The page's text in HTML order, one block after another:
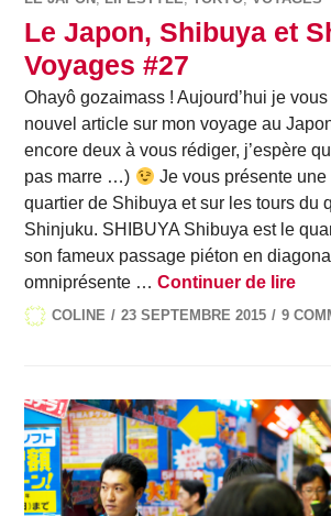
Le Japon, Shibuya et
Voyages #27
Ohayô gozaimass ! Aujourd’hui je
nouvel article sur mon voyage au
encore deux à vous rédiger, j’espère
pas marre …)
Je vous présente
quartier de Shibuya et sur les tours du
Shinjuku. SHIBUYA Shibuya est le
son fameux passage piéton en
omniprésente …Continuer de lireLe
COLINE 23 SEPTEMBRE 2015 9